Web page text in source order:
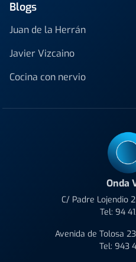
Blogs
Juan de la Herrán
Javier Vizcaino
Cocina con nervio
Onda
C/ Padre Lojendio
Tel: 94
Avenida de Tolosa
Tel: 943